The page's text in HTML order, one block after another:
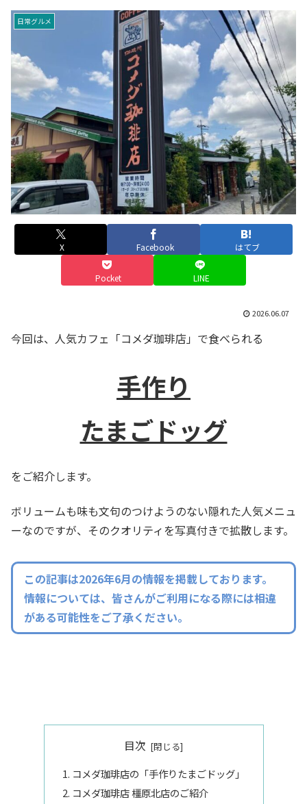
日常グルメ
X Facebook はてブ
Pocket LINE
2026.06.07
今回は、人気カフェ「コメダ珈琲店」で食べられる
手作り
たまごドッグ
をご紹介します。
ボリュームも味も文句のつけようのない隠れた人気メニュ
ーなのですが、そのクオリティを写真付きで拡散します。
この記事は2026年6月の情報を掲載しております。
情報については、皆さんがご利用になる際には相違
がある可能性をご了承ください。
目次
コメダ珈琲店の「手作りたまごドッグ」
コメダ珈琲店 橿原北店のご紹介